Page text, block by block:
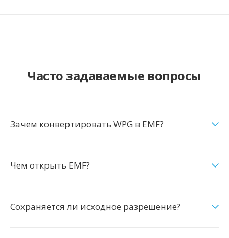
Часто задаваемые вопросы
Зачем конвертировать WPG в EMF?
Чем открыть EMF?
Сохраняется ли исходное разрешение?